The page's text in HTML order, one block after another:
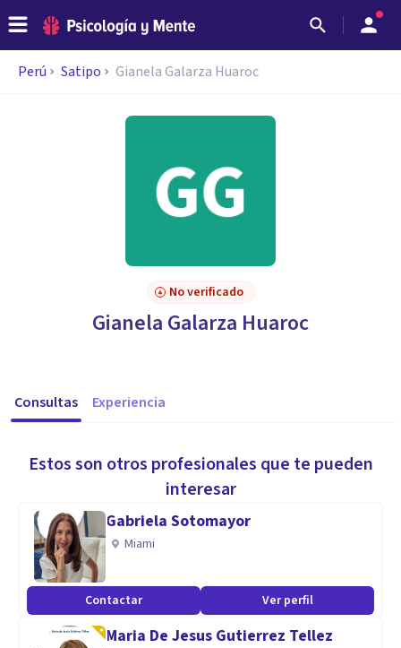
Perú Satipo Gianela Galarza Huaroc
No verificado
Gianela Galarza Huaroc
Consultas Experiencia
Estos son otros profesionales que te pueden
interesar
Gabriela Sotomayor
Miami
Contactar Ver perfil
Maria De Jesus Gutierrez Tellez